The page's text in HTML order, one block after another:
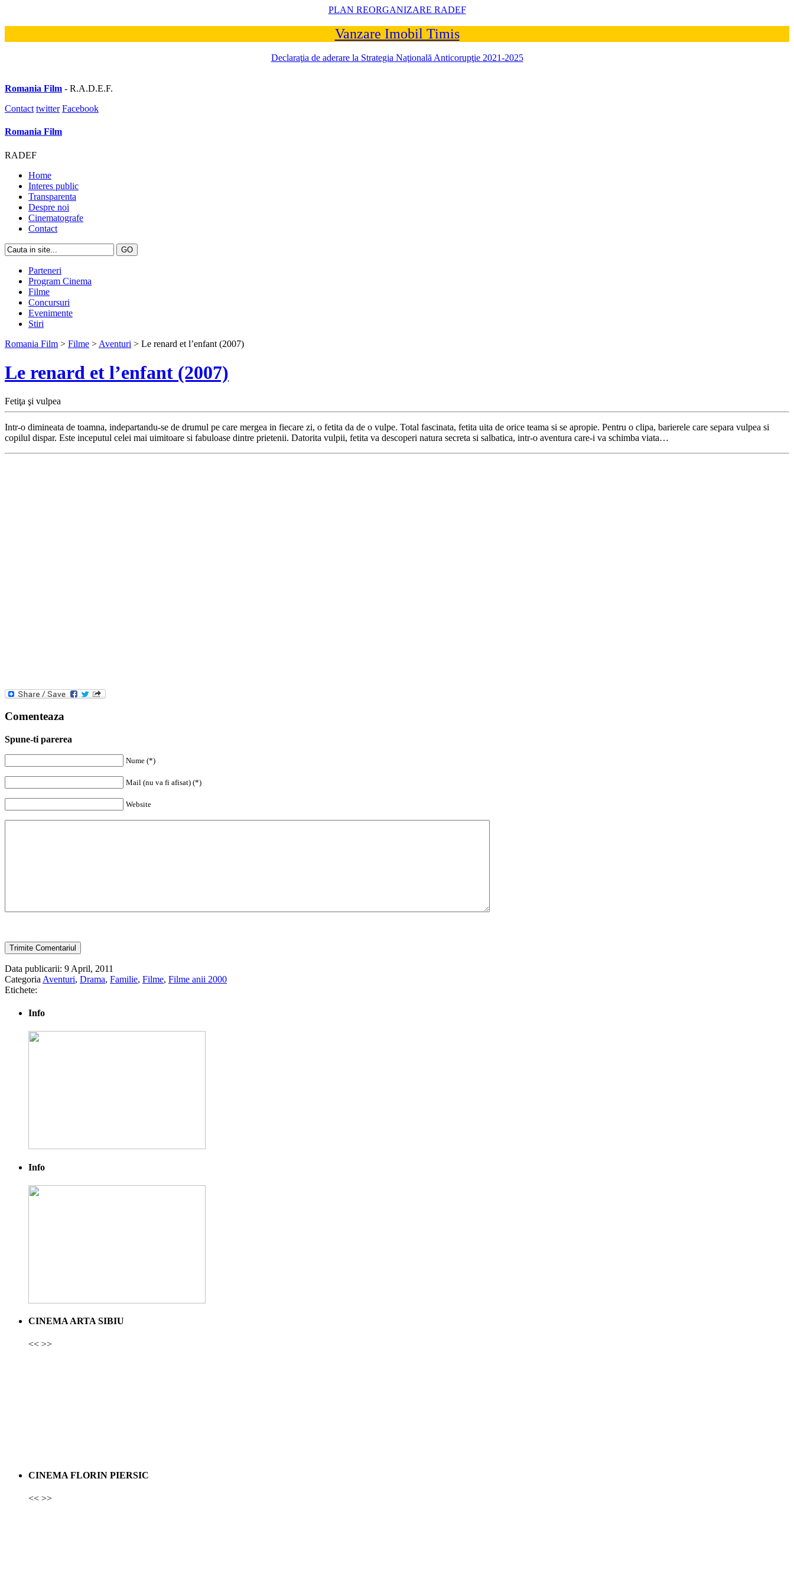
PLAN REORGANIZARE RADEF
Vanzare Imobil Timis
Declaraţia de aderare la Strategia Naţională Anticorupţie 2021-2025
Romania Film - R.A.D.E.F.
Contact twitter Facebook
Romania Film
RADEF
Home
Interes public
Transparenta
Despre noi
Cinematografe
Contact
Parteneri
Program Cinema
Filme
Concursuri
Evenimente
Stiri
Romania Film > Filme > Aventuri > Le renard et l’enfant (2007)
Le renard et l’enfant (2007)
Fetiţa şi vulpea
Intr-o dimineata de toamna, indepartandu-se de drumul pe care mergea in fiecare zi, o fetita da de o vulpe. Total fascinata, fetita uita de orice teama si se apropie. Pentru o clipa, barierele care separa vulpea si
copilul dispar. Este inceputul celei mai uimitoare si fabuloase dintre prietenii. Datorita vulpii, fetita va descoperi natura secreta si salbatica, intr-o aventura care-i va schimba viata…
Comenteaza
Spune-ti parerea
Nume (*)
Mail (nu va fi afisat) (*)
Website
Data publicarii: 9 April, 2011
Categoria Aventuri, Drama, Familie, Filme, Filme anii 2000
Etichete:
Info
Info
CINEMA ARTA SIBIU
<< >>
CINEMA FLORIN PIERSIC
<< >>